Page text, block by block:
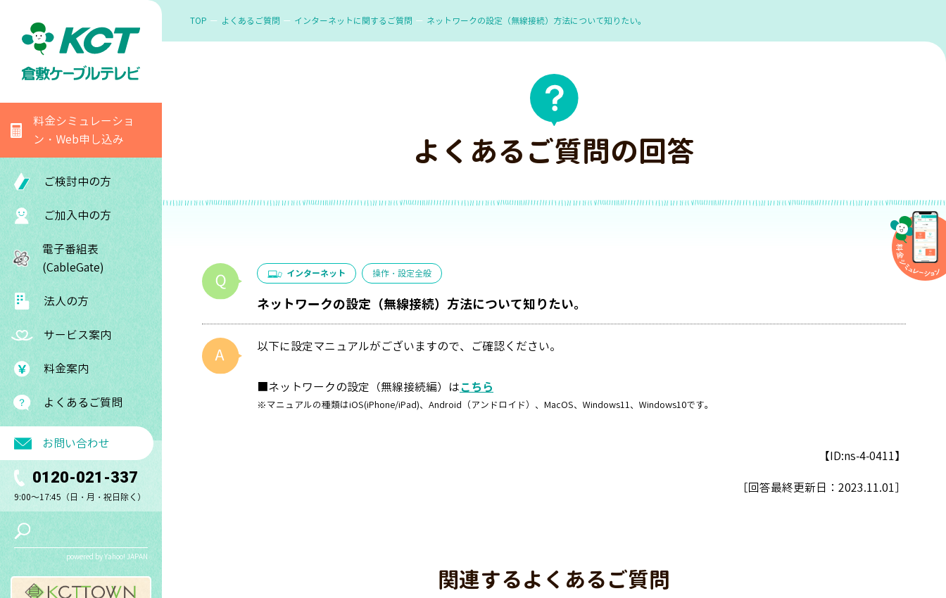
料金シミュレーショ
ン・Web申し込み
ご検討中の方
ご加入中の方
電子番組表
(CableGate)
法人の方
サービス案内
料金案内
よくあるご質問
お問い合わせ
0120-021-337
9:00～17:45（日・月・祝日除く）
powered by Yahoo! JAPAN
TOP よくあるご質問 インターネットに関するご質問 ネットワークの設定（無線接続）方法について知りたい。
よくあるご質問の回答
インターネット 操作・設定全般
ネットワークの設定（無線接続）方法について知りたい。
以下に設定マニュアルがございますので、ご確認ください。
■ネットワークの設定（無線接続編）はこちら
※マニュアルの種類はiOS(iPhone/iPad)、Android（アンドロイド）、MacOS、Windows11、Windows10です。
【ID:ns-4-0411】
［回答最終更新日： 2023.11.01］
関連するよくあるご質問